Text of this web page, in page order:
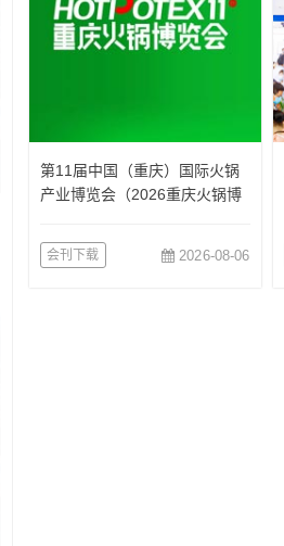
第11届中国（重庆）国际火锅
产业博览会（2026重庆火锅博
会刊下载 2026-08-06